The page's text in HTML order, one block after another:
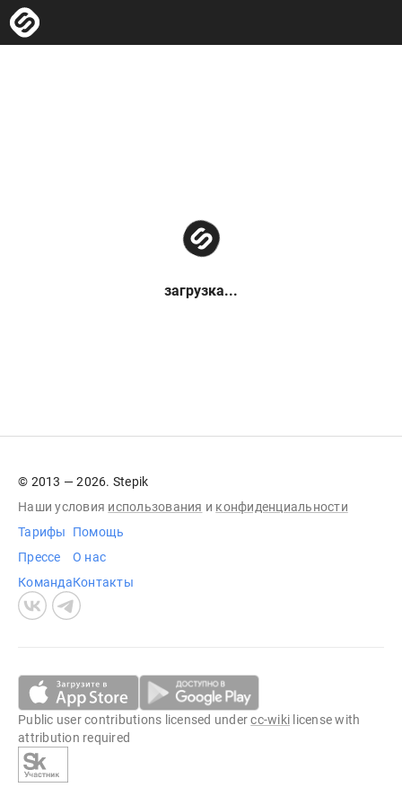
загрузка...
© 2013 — 2026. Stepik
Наши условия использования и конфиденциальности
Тарифы
Прессе
Команда
Помощь
О нас
Контакты
Public user contributions licensed undercc-wiki license with
attribution required